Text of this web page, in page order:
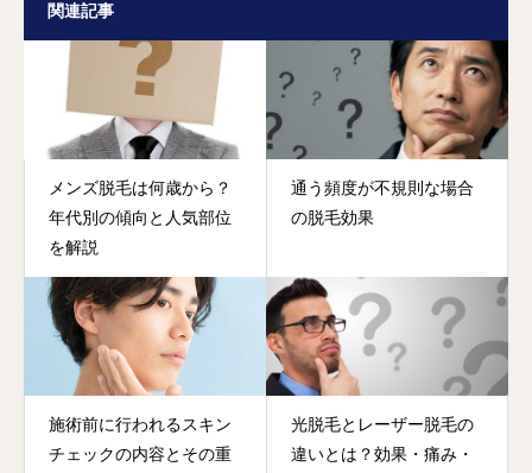
関連記事
メンズ脱毛は何歳から？
年代別の傾向と人気部位
を解説
通う頻度が不規則な場合
の脱毛効果
施術前に行われるスキン
チェックの内容とその重
光脱毛とレーザー脱毛の
違いとは？効果・痛み・